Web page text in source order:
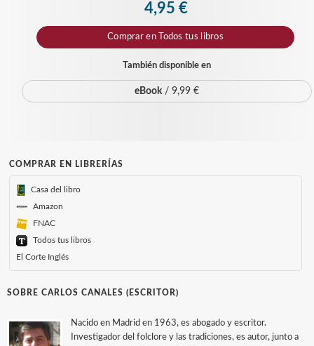
4,95 €
Comprar en Todos tus libros
También disponible en
eBook/ 9,99 €
COMPRAR EN LIBRERÍAS
Casa del libro
Amazon
FNAC
Todos tus libros
El Corte Inglés
SOBRE CARLOS CANALES (ESCRITOR)
Nacido en Madrid en 1963, es abogado y escritor.
Investigador del folclore y las tradiciones, es autor, junto a